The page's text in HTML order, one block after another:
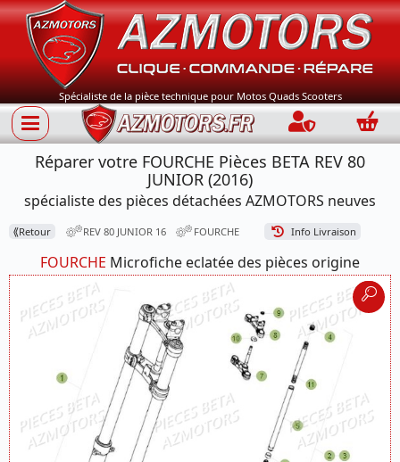
Spécialiste de la pièce technique pour Motos Quads Scooters
Connection
Réparer votre FOURCHE Pièces BETA REV 80
JUNIOR (2016)
spécialiste des pièces détachées AZMOTORS neuves
⟪Retour REV 80 JUNIOR 16 FOURCHE Info Livraison
FOURCHE Microfiche eclatée des pièces origine